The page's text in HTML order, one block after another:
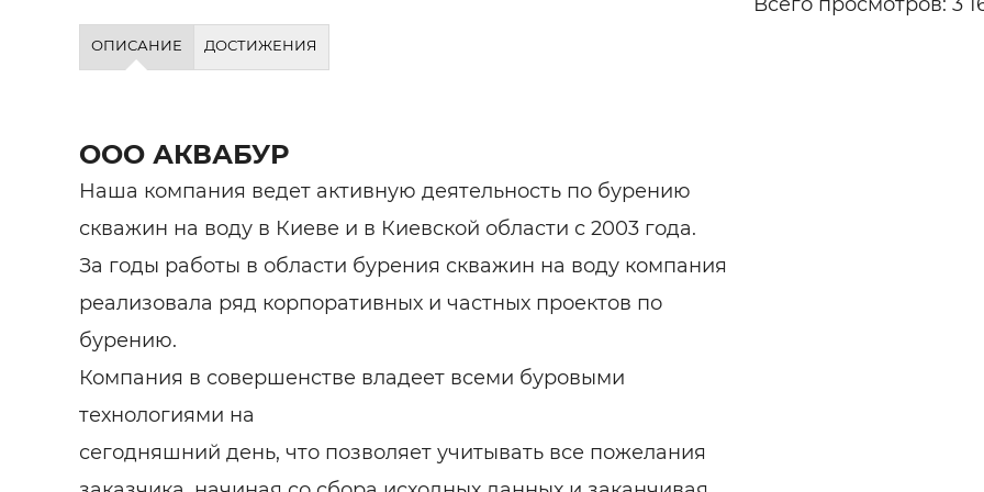
ОПИСАНИЕ ДОСТИЖЕНИЯ
ООО АКВАБУР
Наша компания ведет активную деятельность по бурению
скважин на воду в Киеве и в Киевской области с 2003 года.
За годы работы в области бурения скважин на воду компания
реализовала ряд корпоративных и частных проектов по
бурению.
Компания в совершенстве владеет всеми буровыми
технологиями на
сегодняшний день, что позволяет учитывать все пожелания